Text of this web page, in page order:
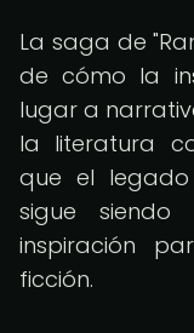
La saga de
de cómo la
lugar a
la literatura
que el
sigue
inspiración
ficción.